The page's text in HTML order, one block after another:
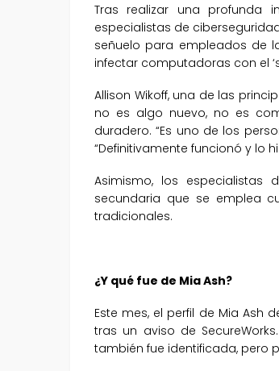
Tras realizar una profunda
especialistas de
señuelo para empleados de
infectar computadoras con el
Allison Wikoff, una de las
no es algo nuevo, no es
duradero. “Es uno de los
“Definitivamente funcionó y lo
Asimismo, los especialistas
secundaria que se emplea
tradicionales.
¿Y qué fue de Mia Ash?
Este mes, el perfil de Mia Ash
tras un aviso de
también fue identificada, pero